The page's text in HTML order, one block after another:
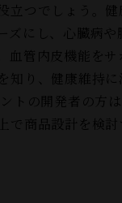
立つでしょう。健
ズにし、心臓病や
血管内皮機能を
知り、健康維持に
トの開発者の方
で商品設計を検